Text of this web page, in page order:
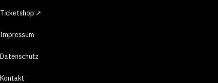
Ticketshop ↗
Impressum
Datenschutz
Kontakt